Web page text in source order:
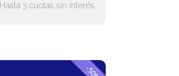
Hasta 3 cuotas sin interés